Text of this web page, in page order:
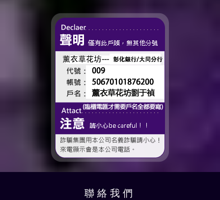
聯 絡 我 們